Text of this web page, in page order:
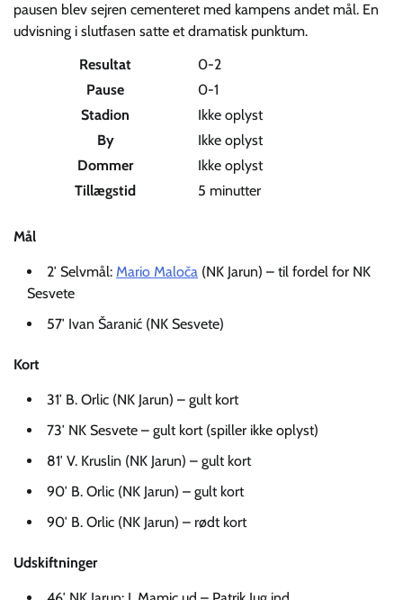
pausen blev sejren cementeret med kampens andet mål. En
udvisning i slutfasen satte et dramatisk punktum.
Resultat
0-2
Pause
0-1
Stadion
Ikke oplyst
By
Ikke oplyst
Dommer
Ikke oplyst
Tillægstid
5 minutter
Mål
2′ Selvmål: Mario Maloča (NK Jarun) – til fordel for NK
Sesvete
57′ Ivan Šaranić (NK Sesvete)
Kort
31′ B. Orlic (NK Jarun) – gult kort
73′ NK Sesvete – gult kort (spiller ikke oplyst)
81′ V. Kruslin (NK Jarun) – gult kort
90′ B. Orlic (NK Jarun) – gult kort
90′ B. Orlic (NK Jarun) – rødt kort
Udskiftninger